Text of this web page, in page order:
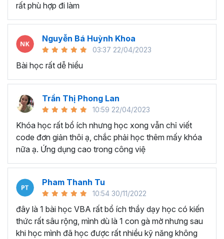
giải quyết các thách thức.
Áp dụng VBA vào công việc hàng ngày để tối ưu
Tích hợp VBA vào các dự án và giải quyết các vấn
đề thực tế trong lĩnh vực tài chính, quản lý dữ liệu, và
nhiều lĩnh vực khác.
Tại sao nên học VBA tại
Gitiho?
Điều gì tạo nên sự khác biệt để
khóa học lập trình VBA
trong Excelcủa Gitiho là chương trìnhđào tạo VBA
onlinecó nhiều học viên theo học nhất:
Chương trình đào tạo VBA Excel chi tiết, đầy đủ với
hơn 130 bài giảng và 14+ giờ học.
Dự án + bài tập thực hành chi tiết, đi theo từng
chương/phần, giúp người học luôn được thực hành
rất phù hợp đi làm
Nguyễn Bá Huỳnh Khoa
03:37 22/04/2023
Bài học rất dễ hiểu
Trần Thị Phong Lan
10:59 22/04/2023
Khóa học rất bổ ích nhưng học xong vẫn chỉ viết
code đơn giản thôi ạ, chắc phải học thêm mấy khóa
nữa ạ. Ứng dụng cao trong công việ
Pham Thanh Tu
10:54 30/11/2022
đây là 1 bài học VBA rất bổ ích thầy dạy học có kiến
thức rất sâu rộng, mình dù là 1 con gà mờ nhưng sau
khi học mình đã học được rất nhiều kỹ năng không